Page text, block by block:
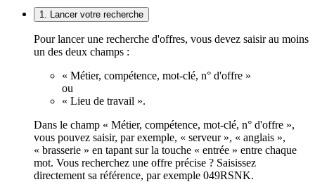
1. Lancer votre recherche
Pour lancer une recherche d'offres, vous devez saisir au moins
un des deux champs :
« Métier, compétence, mot-clé, n° d'offre »
ou
« Lieu de travail ».
Dans le champ « Métier, compétence, mot-clé, n° d'offre »,
vous pouvez saisir, par exemple, « serveur », « anglais »,
« brasserie » en tapant sur la touche « entrée » entre chaque
mot. Vous recherchez une offre précise ? Saisissez
directement sa référence, par exemple 049RSNK.